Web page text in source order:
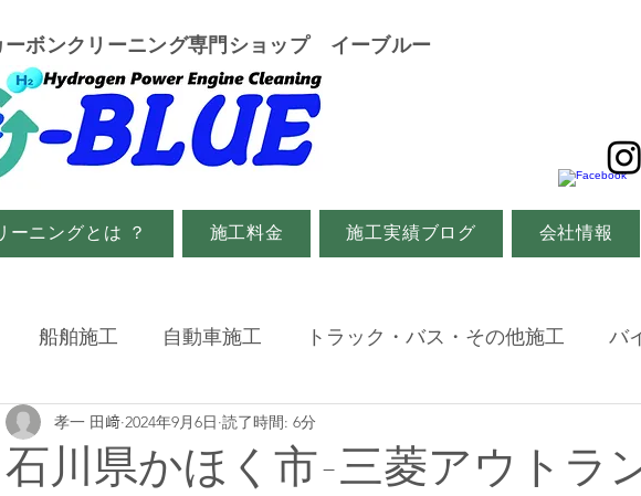
ーボンクリーニング専門ショップ イーブルー
ーニングとは ？ 施工料金 施工実績ブログ 会社情報
船舶施工 自動車施工 トラック・バス・その他施工 バ
ト・メディア関係
石川県かほく市-三菱アウトラ
孝一 田﨑 2024年9月6日 読了時間: 6分